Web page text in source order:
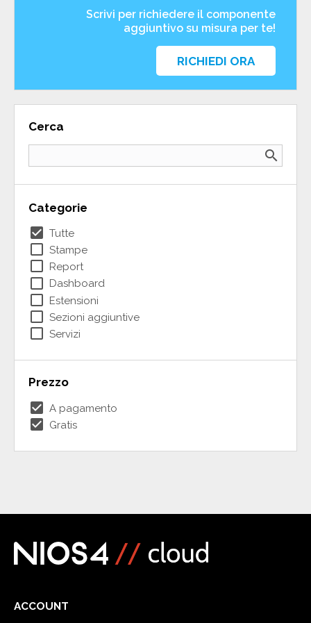
Cerca
search
Categorie
check_box Tutte
check_box_outline_blank Stampe
check_box_outline_blank Report
check_box_outline_blank Dashboard
check_box_outline_blank Estensioni
check_box_outline_blank Sezioni aggiuntive
check_box_outline_blank Servizi
Prezzo
check_box A pagamento
check_box Gratis
Scrivi per richiedere il componente
aggiuntivo su misura per te!
RICHIEDI ORA
ACCOUNT